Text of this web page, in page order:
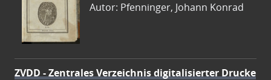
Autor: Pfenninger, Johann Konrad
ZVDD - Zentrales Verzeichnis digitalisierter Drucke